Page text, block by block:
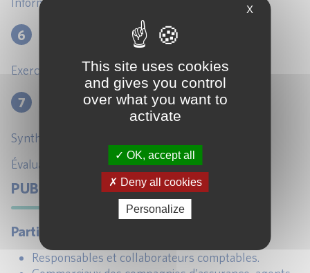
6 CAS PRATIQUES
Exercices et cas pratiques.
7 SYNTHÈSE ET CONCLUSION
Synthèse de la journée.
Évaluation de la formation.
PUBLIC ET PRÉ-REQUIS
Participants
Responsables et collaborateurs comptables.
X
This site uses cookies
and gives you control
over what you want to
activate
OK, accept all
Deny all cookies
Personalize